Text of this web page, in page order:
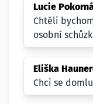
Lucie
Chtěli
osobní
Eliška
Chci se